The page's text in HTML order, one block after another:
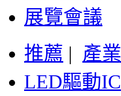
展覽會議
推薦 | 產業
LED驅動IC